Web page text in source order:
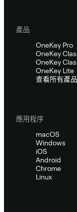
產品
OneKey Pro
OneKey
OneKey
OneKey Lite
查看所有產品
應用程序
macOS
Windows
iOS
Android
Chrome
Linux